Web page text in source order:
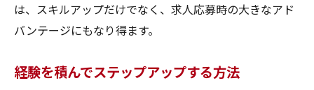
は、スキルアップだけでなく、求人応募時の大きなアド
バンテージにもなり得ます。
経験を積んでステップアップする方法